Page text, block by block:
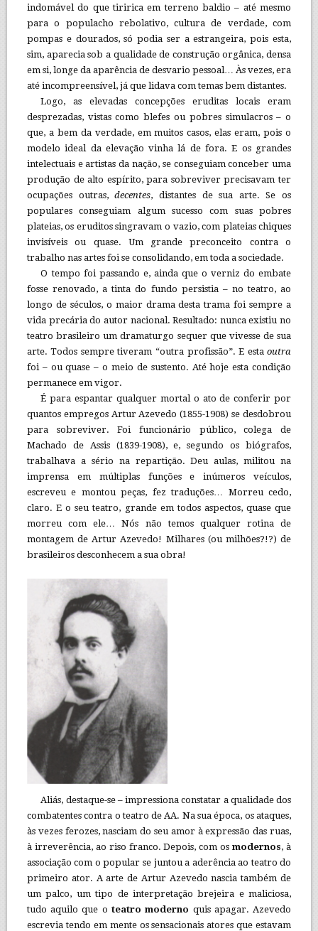
indomável do que tiririca em terreno baldio – até mesmo
para o populacho rebolativo, cultura de verdade, com
pompas e dourados, só podia ser a estrangeira, pois esta,
sim, aparecia sob a qualidade de construção orgânica, densa
em si, longe da aparência de desvario pessoal… Às vezes, era
até incompreensível, já que lidava com temas bem distantes.
Logo, as elevadas concepções eruditas locais eram
desprezadas, vistas como blefes ou pobres simulacros – o
que, a bem da verdade, em muitos casos, elas eram, pois o
modelo ideal da elevação vinha lá de fora. E os grandes
intelectuais e artistas da nação, se conseguiam conceber uma
produção de alto espírito, para sobreviver precisavam ter
ocupações outras,decentes, distantes de sua arte. Se os
populares conseguiam algum sucesso com suas pobres
plateias, os eruditos singravam o vazio, com plateias chiques
invisíveis ou quase. Um grande preconceito contra o
trabalho nas artes foi se consolidando, em toda a sociedade.
O tempo foi passando e, ainda que o verniz do embate
fosse renovado, a tinta do fundo persistia – no teatro, ao
longo de séculos, o maior drama desta trama foi sempre a
vida precária do autor nacional. Resultado: nunca existiu no
teatro brasileiro um dramaturgo sequer que vivesse de sua
arte. Todos sempre tiveram “outra profissão”. E estaoutra
foi – ou quase – o meio de sustento. Até hoje esta condição
permanece em vigor.
É para espantar qualquer mortal o ato de conferir por
quantos empregos Artur Azevedo (1855-1908) se desdobrou
para sobreviver. Foi funcionário público, colega de
Machado de Assis (1839-1908), e, segundo os biógrafos,
trabalhava a sério na repartição. Deu aulas, militou na
imprensa em múltiplas funções e inúmeros veículos,
escreveu e montou peças, fez traduções… Morreu cedo,
claro. E o seu teatro, grande em todos aspectos, quase que
morreu com ele… Nós não temos qualquer rotina de
montagem de Artur Azevedo! Milhares (ou milhões?!?) de
brasileiros desconhecem a sua obra!
Aliás, destaque-se – impressiona constatar a qualidade dos
combatentes contra o teatro de AA. Na sua época, os ataques,
às vezes ferozes, nasciam do seu amor à expressão das ruas,
à irreverência, ao riso franco. Depois, com osmodernos, à
associação com o popular se juntou a aderência ao teatro do
primeiro ator. A arte de Artur Azevedo nascia também de
um palco, um tipo de interpretação brejeira e maliciosa,
tudo aquilo que o teatro moderno quis apagar. Azevedo
escrevia tendo em mente os sensacionais atores que estavam